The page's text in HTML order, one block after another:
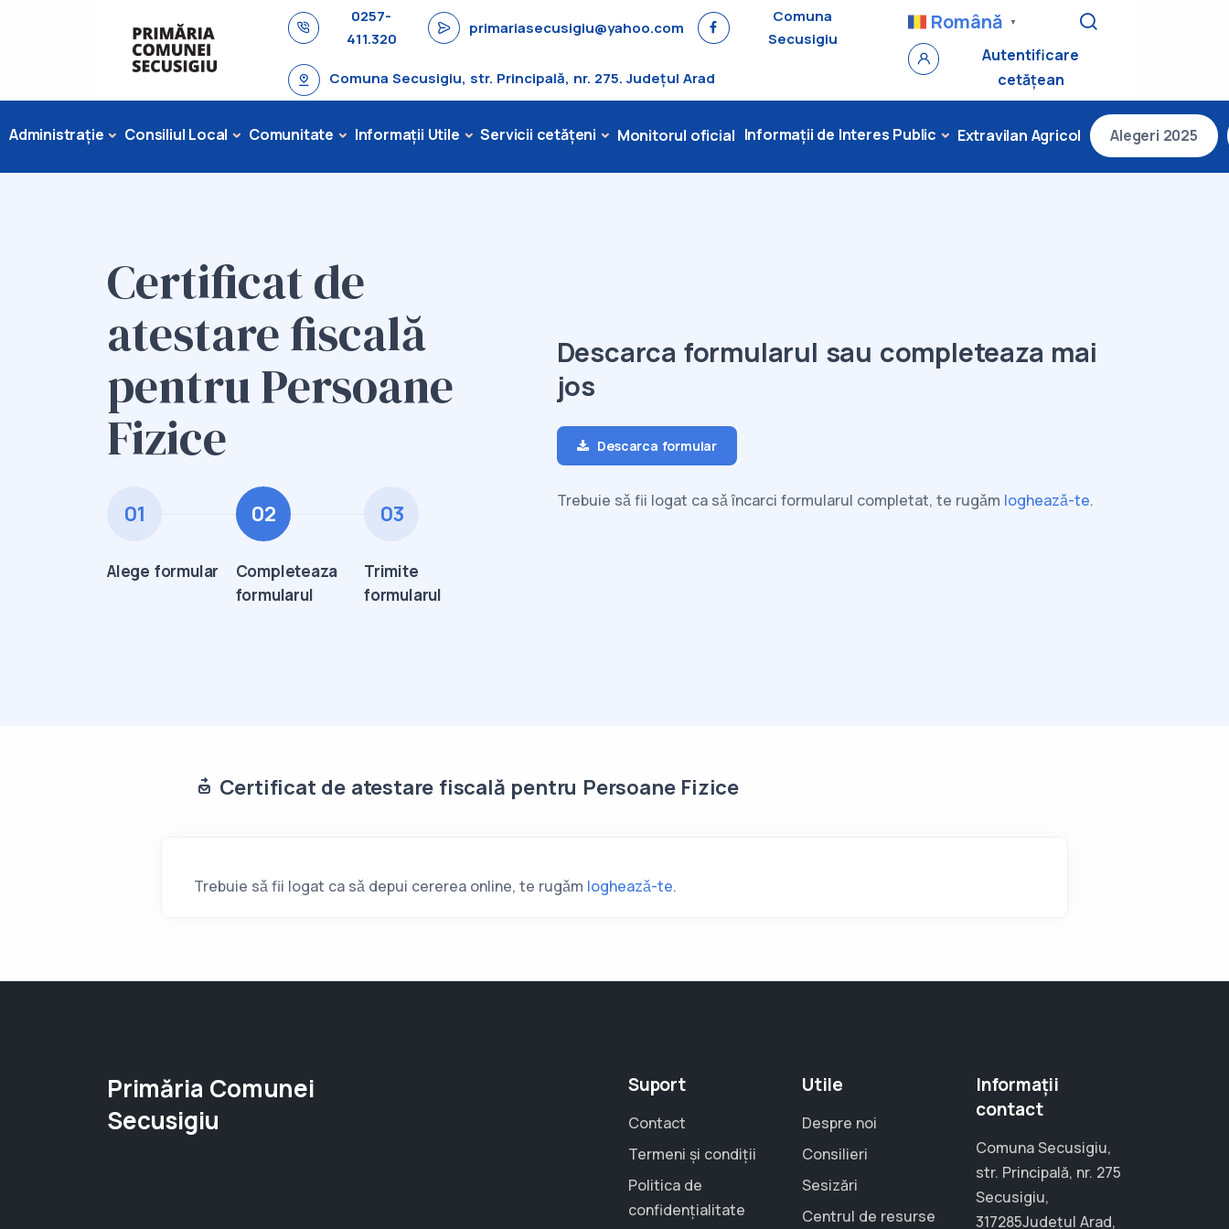
0257-
411.320
primariasecusigiu@yahoo.com
Comuna
Secusigiu
Comuna Secusigiu, str. Principală, nr. 275. Județul Arad
Română ▼
Autentificare
cetățean
Administrație Consiliul Local Comunitate Informații Utile Servicii cetățeni Monitorul oficial Informații de Interes Public Extravilan Agricol Alegeri 2025
Certificat de
atestare fiscală
pentru Persoane
Fizice
01
Alege formular
02
Completeaza
formularul
03
Trimite
formularul
Descarca formularul sau completeaza mai
jos
Descarca formular
Trebuie sǎ fii logat ca sǎ încarci formularul completat, te rugǎm logheazǎ-te.
Certificat de atestare fiscală pentru Persoane Fizice
Trebuie sǎ fii logat ca sǎ depui cererea online, te rugǎm logheazǎ-te.
Primăria Comunei
Secusigiu
Suport
Contact
Termeni și condiții
Politica de
confidențialitate
Utile
Despre noi
Consilieri
Sesizări
Centrul de resurse
Informații
contact
Comuna Secusigiu,
str. Principală, nr. 275
Secusigiu,
317285Județul Arad,